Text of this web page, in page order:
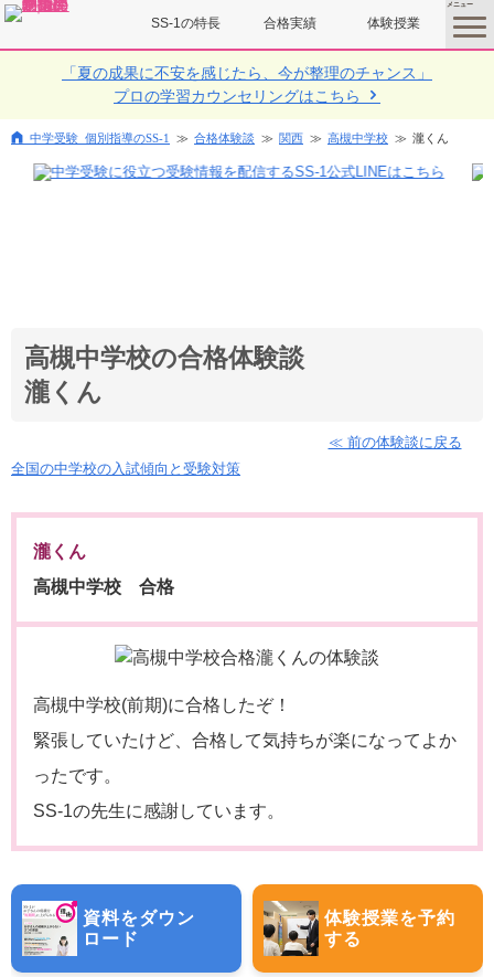
体験授業
合格実績
SS-1の特長
toggle
menu
「夏の成果に不安を感じたら、今が整理のチャンス」
プロの学習カウンセリングはこちら
中学受験 個別指導のSS-1 合格体験談 関西 高槻中学校 瀧くん
高槻中学校の合格体験談
瀧くん
≪ 前の体験談に戻る
全国の中学校の入試傾向と受験対策
瀧くん
高槻中学校 合格
高槻中学校(前期)に合格したぞ！
緊張していたけど、合格して気持ちが楽になってよか
ったです。
SS-1の先生に感謝しています。
資料をダウン
ロード
体験授業を予約
する